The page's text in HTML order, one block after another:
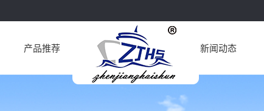
产品推荐 新闻动态
公司新闻